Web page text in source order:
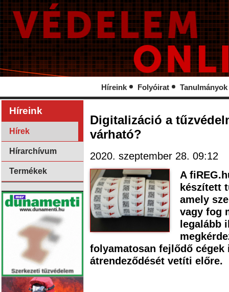
Híreink Folyóirat Tanulmányok
Híreink
Hírek
Hírarchívum
Termékek
Digitalizáció a
várható?
2020. szeptember 28. 09:12
A
készített
amely
vagy fog
legalább
folyamatosan fejlődő cégek
átrendeződését vetíti előre.